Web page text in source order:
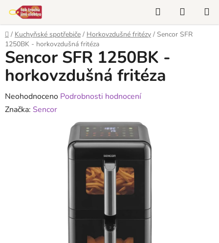
obsah
Hledat
KOŠÍK
Domů
/ Kuchyňské spotřebiče / Horkovzdušné fritézy / Sencor SFR
1250BK - horkovzdušná fritéza
Sencor SFR 1250BK -
horkovzdušná fritéza
Průměrné
hodnocení
Neohodnoceno Podrobnosti hodnocení
Značka: Sencor